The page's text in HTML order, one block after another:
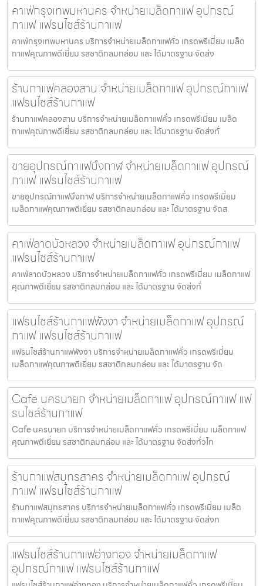
คาเฟ่กรุงเทพมหานคร จำหน่ายเมล็ดกาแฟ อุปกรณ์
กาแฟ แฟรนไชส์ร้านกาแฟ
คาเฟ่กรุงเทพมหานคร บริการจำหน่ายเมล็ดกาแฟคั่ว เกรดพรีเมี่ยม เมล็ด
กาแฟคุณภาพดีเยี่ยม รสชาติกลมกล่อม และ ได้มาตรฐาน จัดส่ง
ร้านกาแฟคลองสาน จำหน่ายเมล็ดกาแฟ อุปกรณ์กาแฟ
แฟรนไชส์ร้านกาแฟ
ร้านกาแฟคลองสาน บริการจำหน่ายเมล็ดกาแฟคั่ว เกรดพรีเมี่ยม เมล็ด
กาแฟคุณภาพดีเยี่ยม รสชาติกลมกล่อม และ ได้มาตรฐาน จัดส่งทั่
ขายอุปกรณ์กาแฟบึงกาฬ จำหน่ายเมล็ดกาแฟ อุปกรณ์
กาแฟ แฟรนไชส์ร้านกาแฟ
ขายอุปกรณ์กาแฟบึงกาฬ บริการจำหน่ายเมล็ดกาแฟคั่ว เกรดพรีเมี่ยม
เมล็ดกาแฟคุณภาพดีเยี่ยม รสชาติกลมกล่อม และ ได้มาตรฐาน จัดส
คาเฟ่ลาดบัวหลวง จำหน่ายเมล็ดกาแฟ อุปกรณ์กาแฟ
แฟรนไชส์ร้านกาแฟ
คาเฟ่ลาดบัวหลวง บริการจำหน่ายเมล็ดกาแฟคั่ว เกรดพรีเมี่ยม เมล็ดกาแฟ
คุณภาพดีเยี่ยม รสชาติกลมกล่อม และ ได้มาตรฐาน จัดส่งทั่
แฟรนไชส์ร้านกาแฟพังงา จำหน่ายเมล็ดกาแฟ อุปกรณ์
กาแฟ แฟรนไชส์ร้านกาแฟ
แฟรนไชส์ร้านกาแฟพังงา บริการจำหน่ายเมล็ดกาแฟคั่ว เกรดพรีเมี่ยม
เมล็ดกาแฟคุณภาพดีเยี่ยม รสชาติกลมกล่อม และ ได้มาตรฐาน จัด
Cafe นครนายก จำหน่ายเมล็ดกาแฟ อุปกรณ์กาแฟ แฟ
รนไชส์ร้านกาแฟ
Cafe นครนายก บริการจำหน่ายเมล็ดกาแฟคั่ว เกรดพรีเมี่ยม เมล็ดกาแฟ
คุณภาพดีเยี่ยม รสชาติกลมกล่อม และ ได้มาตรฐาน จัดส่งทั่วไท
ร้านกาแฟสมุทรสาคร จำหน่ายเมล็ดกาแฟ อุปกรณ์
กาแฟ แฟรนไชส์ร้านกาแฟ
ร้านกาแฟสมุทรสาคร บริการจำหน่ายเมล็ดกาแฟคั่ว เกรดพรีเมี่ยม เมล็ด
กาแฟคุณภาพดีเยี่ยม รสชาติกลมกล่อม และ ได้มาตรฐาน จัดส่งท
แฟรนไชส์ร้านกาแฟอ่างทอง จำหน่ายเมล็ดกาแฟ
อุปกรณ์กาแฟ แฟรนไชส์ร้านกาแฟ